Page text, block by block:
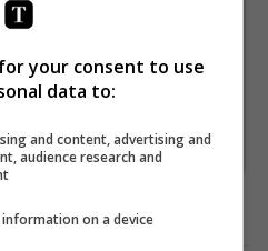
!
Підписатись→
your consent to use
data to:
and content, advertising and
audience research and
on a device